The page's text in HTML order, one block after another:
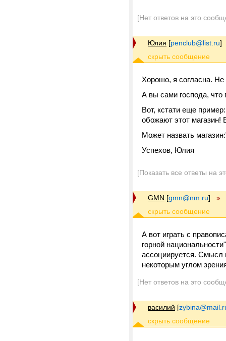
[Нет ответов на это
Юлия [penclub@list.ru]
Хорошо, я согласна. Не
А вы сами господа, что
Вот, кстати еще
обожают этот магазин!
Может назвать
Успехов, Юлия
[Показать все ответы на
GMN [gmn@nm.ru] »
А вот играть с
горной
ассоциируется. Смысл
некоторым углом
[Нет ответов на это
василий [